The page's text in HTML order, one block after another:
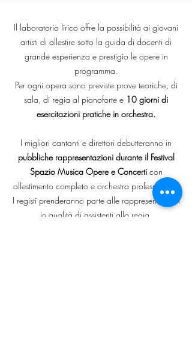
Il laboratorio lirico offre la possibilità ai giovani
artisti di allestire sotto la guida di docenti di
grande esperienza e prestigio le opere in
programma.
Per ogni opera sono previste prove teoriche, di
sala, di regia al pianoforte e 10 giorni di
esercitazioni pratiche in orchestra.
I migliori cantanti e direttori debutteranno in
pubbliche rappresentazioni durante il Festival
Spazio Musica Opere e Concerticon
allestimento completo e orchestra professionale.
I registi prenderanno parte alle rappresentazioni
in qualità di assistenti alla regia.